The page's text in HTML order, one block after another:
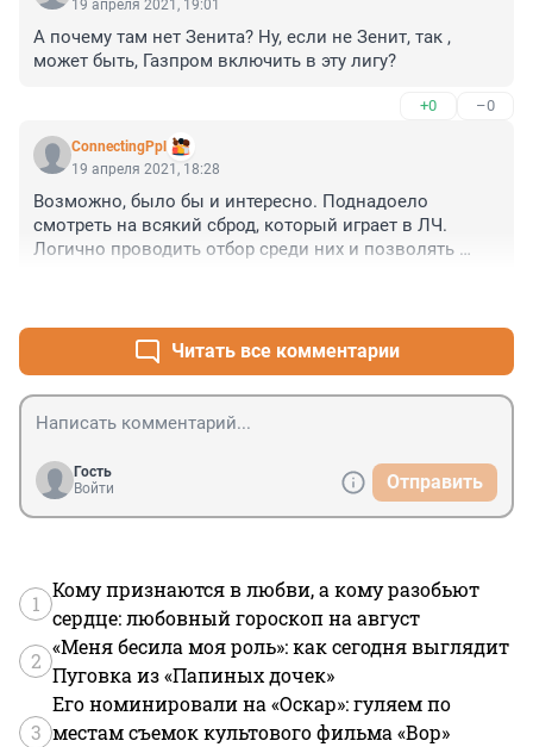
То есть самое главное - она конкурентно и
жизнеспособная.
Пусть сами команды выбирают, где им участвовать.
А все крики о бессмысленности Суперлиги - это
страхи УЕФА потерять деньги из-за того болота, в
которе они превратили футбол.
19 апреля 2021, 19:01
А почему там нет Зенита? Ну, если не Зенит, так ,
может быть, Газпром включить в эту лигу?
+0 –0
ConnectingPpl
19 апреля 2021, 18:28
Возможно, было бы и интересно. Поднадоело
смотреть на всякий сброд, который играет в ЛЧ.
Логично проводить отбор среди них и позволять
Читать все комментарии
Гость
Войти
Отправить
1
Кому признаются в любви, а кому разобьют
сердце: любовный гороскоп на август
2
«Меня бесила моя роль»: как сегодня выглядит
Пуговка из «Папиных дочек»
3
Его номинировали на «Оскар»: гуляем по
местам съемок культового фильма «Вор»